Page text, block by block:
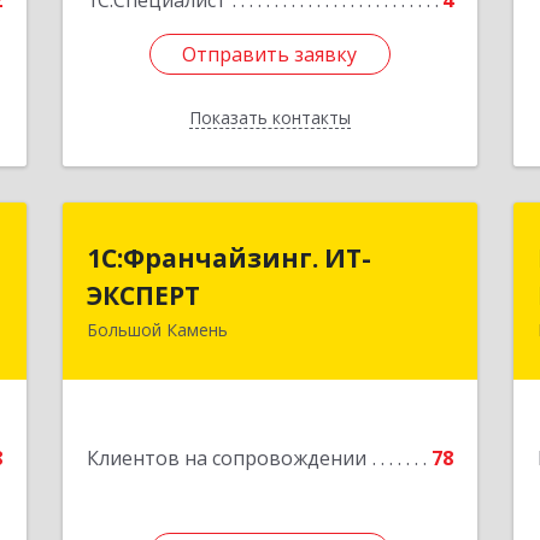
Отправить заявку
Показать контакты
Отправить заявку
Назад
1С:Франчайзинг. ИТ-
ЭКСПЕРТ
Большой Камень
Клиентов на сопровождении 78
1С:Франчайзинг. ИТ-
ЭКСПЕРТ
692806, Приморский край, Большой
Подробнее